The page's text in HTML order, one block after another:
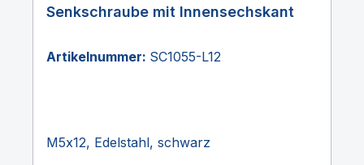
Senkschraube mit Innensechskant
Artikelnummer: SC1055-L12
M5x12, Edelstahl, schwarz